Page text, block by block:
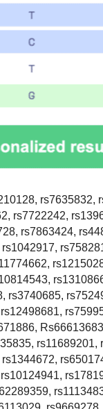
rs7635832,
rs7722242,
rs7863424,